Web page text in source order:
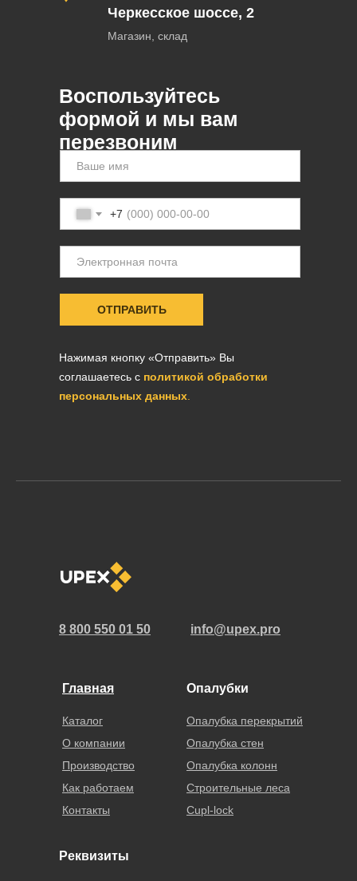
Черкесское шоссе, 2
Магазин, склад
Воспользуйтесь
формой и мы вам
перезвоним
+7
ОТПРАВИТЬ
Нажимая кнопку «Отправить» Вы
соглашаетесь с политикой обработки
персональных данных
info@upex.pro
Каталог
О компании
Производство
Как работаем
Контакты
Главная
Опалубка перекрытий
Опалубка стен
Опалубка колонн
Строительные леса
Cupl-lock
Опалубки
Реквизиты
8 800 550 01 50